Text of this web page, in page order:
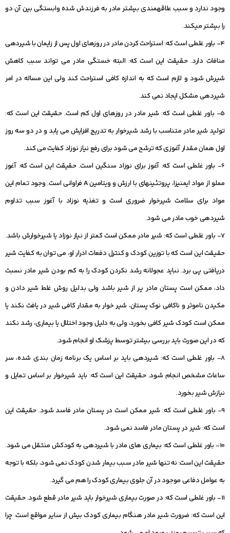
وجود ندارد و سبب علاقه‏مندی بیشتر مادر به فرزندش شده وابستگی بین آن دو
را بیشتر میکند.
4- باور غلطی است که: استراحت کردن مادر در روزهای اول پس از زایمان با شیردهی
منافات دارد. حقیقت این است که: البته خستگی مادر می تواند سبب کاهش
شیرش شود و لازم است که به اندازه کافی استراحت کند ولی این مساله در امر
شیردهی مشکل ایجاد نمی کند.
5- باور غلطی است که: شیر مادر در روزهای اول کم است. حقیقت این است که:
تولید شیر مادر متناسب با رشد شیرخوار به تدریج افزایش می یابد و در دو سه روز
اول همان مقدار آغوزی که ترشح می شود برای رفع نیاز نوزاد کفایت می کند.
6- باور غلطی است که: آغوز برای نوزاد سنگین است. حقیقت این است که: آغوز
مملو از مواد ایمنی‏زا، پروتئین‏های با ارزش و ویتامین A فراوانی است. وجود تمام این
مواد برای سلامت شیرخوار ضروری است و تغذیه نوزاد با آغوز سبب تداوم
شیردهی خوب مادر می شود.
7- باور غلطی است که: شیر مادر ممکن است کمتر از نیاز نوزاد یا شیرخوارش باشد.
حقیقت این است که با توزین کودک و کنترل دفعات ادرار او، می توان به کفایت شیر
دریافتی پی برد. نباید عجولانه رشد نکردن کودک را به کم بودن شیر مادر نسبت
داد، ممکن است پستان مادر پر از شیر باشد ولی بدلیل روش غلط شیر دادن و
مکیدن ناموثر و ناکافی نوک پستان، شیر خوار به مقدار کافی شیر در یافت نکند یا
ممکن است کودک شیر کافی بخورد، ولی به دلیل وجود اختلال یا بیماری، رشد نکند
که در این صورت باید بررسی بیشتر توسط پزشک او انجام شود.
8- باور غلطی است که: شیردهی باید بر اساس یک برنامه زمان بندی شده، سر
ساعات مشخص انجام شود. حقیقت این است که: باید شیرخوار بر اساس تمایل و
نیازش شیر بخورد.
9- باور غلطی است که: شیر ممکن است در پستان مادر فاسد شود. حقیقت این
است که: شیر در پستان مادر فاسد نمی شود.
10- باور غلطی است که: بیماری‏ های مادر با شیردهی به کودکش منتقل می شود.
حقیقت این است: نه تنها شیر مادر سبب بیمار شدن کودک نمی شود، بلکه با توجه
به عوامل دفاعی موجود در آن جلوی بیماری کودک را هم می گیرد.
11- باور غلطی است که: در صورت بیماری شیرخوار باید شیر مادر قطع شود. حقیقت
این است که: ضرورت شیر مادر هنگام بیماری کودک بیش از سایر مواقع است. چرا